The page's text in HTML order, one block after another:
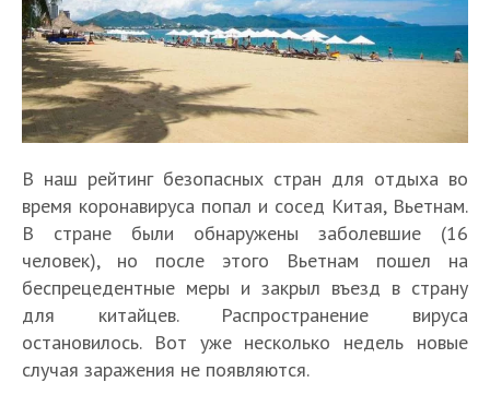
В наш рейтинг безопасных стран для отдыха во
время коронавируса попал и сосед Китая, Вьетнам.
В стране были обнаружены заболевшие (16
человек), но после этого Вьетнам пошел на
беспрецедентные меры и закрыл въезд в страну
для китайцев. Распространение вируса
остановилось. Вот уже несколько недель новые
случая заражения не появляются.